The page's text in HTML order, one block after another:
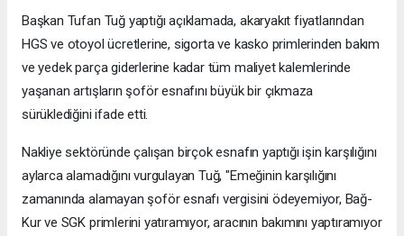
Başkan Tufan Tuğ yaptığı açıklamada, akaryakıt fiyatlarından
HGS ve otoyol ücretlerine, sigorta ve kasko primlerinden bakım
ve yedek parça giderlerine kadar tüm maliyet kalemlerinde
yaşanan artışların şoför esnafını büyük bir çıkmaza
sürüklediğini ifade etti.
Nakliye sektöründe çalışan birçok esnafın yaptığı işin karşılığını
aylarca alamadığını vurgulayan Tuğ, "Emeğinin karşılığını
zamanında alamayan şoför esnafı vergisini ödeyemiyor, Bağ-
Kur ve SGK primlerini yatıramıyor, aracının bakımını yaptıramıyor